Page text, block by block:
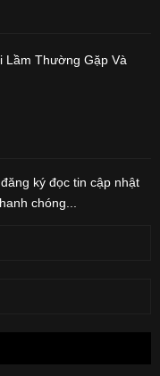
Lầm Thường Gặp Và
ký đọc tin cập nhật
chóng...